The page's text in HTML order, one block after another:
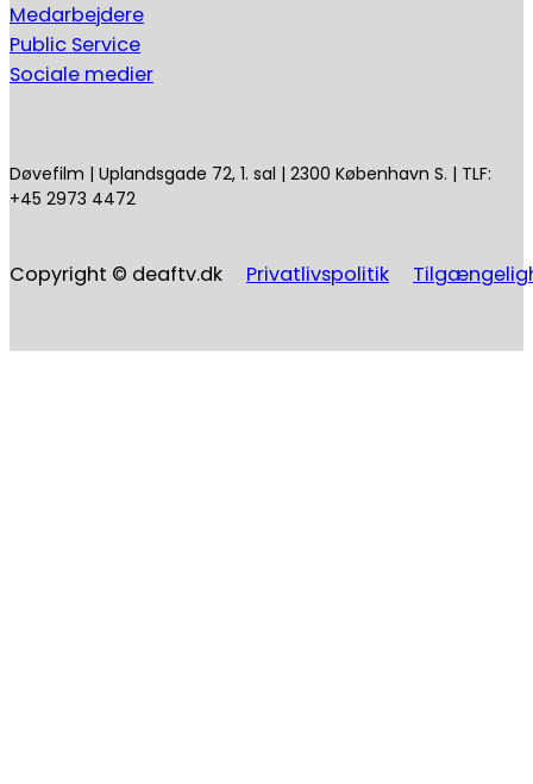
Medarbejdere
Public Service
Sociale medier
Døvefilm | Uplandsgade 72, 1. sal | 2300 København S. | TLF:
+45 2973 4472
Copyright © deaftv.dk Privatlivspolitik